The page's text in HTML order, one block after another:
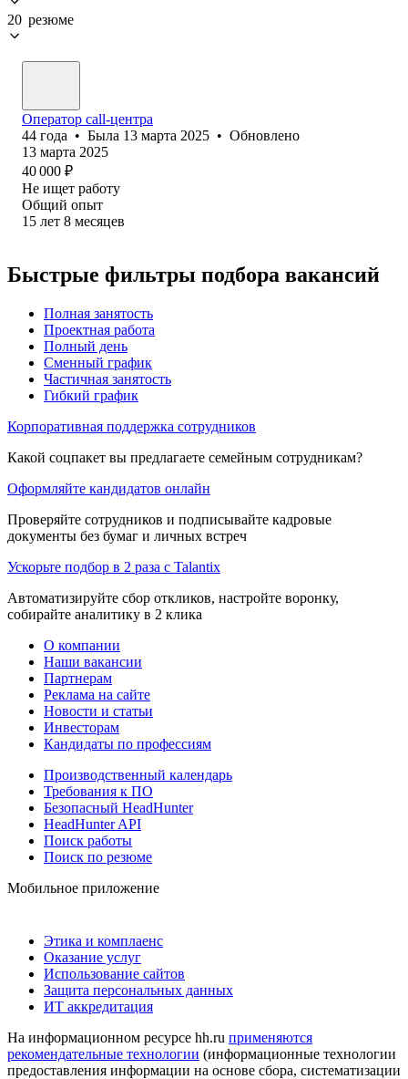
20 резюме
Оператор call-центра
44 года • Была 13 марта 2025 • Обновлено
13 марта 2025
40 000 ₽
Не ищет работу
Общий опыт
15 лет 8 месяцев
Быстрые фильтры подбора вакансий
Полная занятость
Проектная работа
Полный день
Сменный график
Частичная занятость
Гибкий график
Корпоративная поддержка сотрудников
Какой соцпакет вы предлагаете семейным сотрудникам?
Оформляйте кандидатов онлайн
Проверяйте сотрудников и подписывайте кадровые
документы без бумаг и личных встреч
Ускорьте подбор в 2 раза с Talantix
Автоматизируйте сбор откликов, настройте воронку,
собирайте аналитику в 2 клика
О компании
Наши вакансии
Партнерам
Реклама на сайте
Новости и статьи
Инвесторам
Кандидаты по профессиям
Производственный календарь
Требования к ПО
Безопасный HeadHunter
HeadHunter API
Поиск работы
Поиск по резюме
Мобильное приложение
Этика и комплаенс
Оказание услуг
Использование сайтов
Защита персональных данных
ИТ аккредитация
На информационном ресурсе hh.ru применяются
рекомендательные технологии (информационные технологии
предоставления информации на основе сбора, систематизации